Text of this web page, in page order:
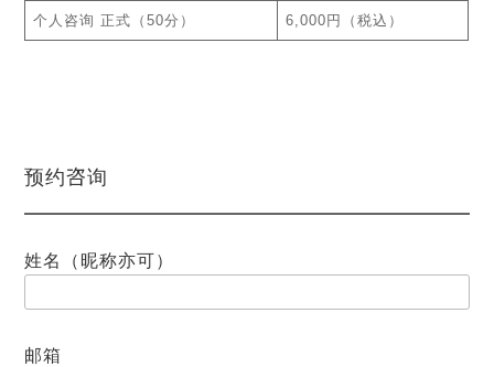
个人咨询 正式（50分） 6,000円（税込）
预约咨询
姓名（昵称亦可）
邮箱